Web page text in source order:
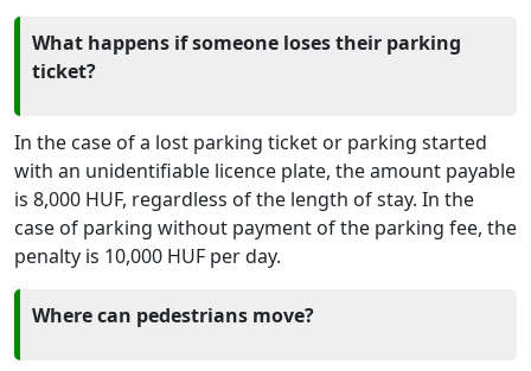
What happens if someone loses their parking
ticket?
In the case of a lost parking ticket or parking started
with an unidentifiable licence plate, the amount payable
is 8,000 HUF, regardless of the length of stay. In the
case of parking without payment of the parking fee, the
penalty is 10,000 HUF per day.
Where can pedestrians move?